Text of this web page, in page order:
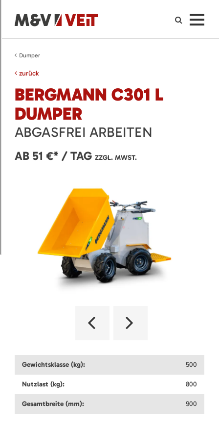
Dumper
zurück
BERGMANN C301 L
DUMPER
ABGASFREI ARBEITEN
AB 51 €* / TAG ZZGL. MWST.
Gewichtsklasse (kg): 500
Nutzlast (kg): 800
Gesamtbreite (mm): 900